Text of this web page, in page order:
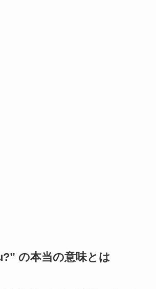
の本当の意味とは